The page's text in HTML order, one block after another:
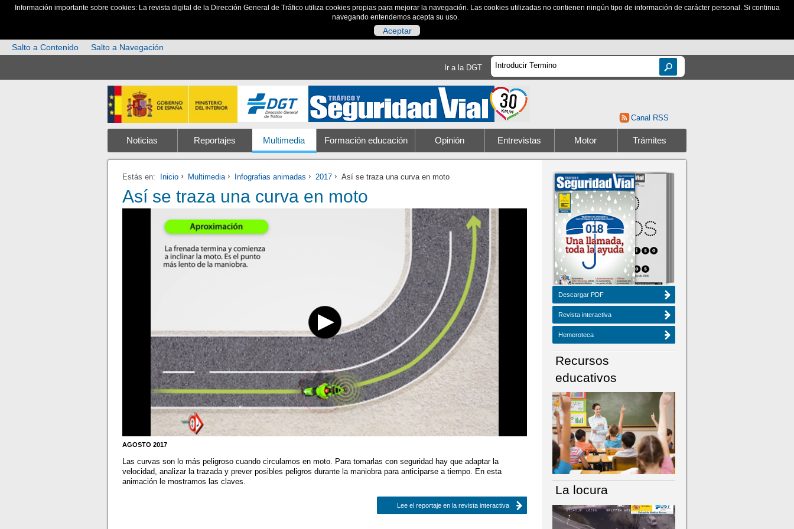
Información importante sobre cookies: La revista digital de la Dirección General de Tráfico utiliza cookies propias para mejorar la navegación. Las cookies utilizadas no contienen ningún tipo de información de carácter personal. Si continua
navegando entendemos acepta su uso.
Aceptar
Salto a Contenido
Salto a Navegación
Ir a la DGT
Canal RSS
Noticias Reportajes Multimedia Formación educación Opinión Entrevistas Motor Trámites
Estás en: Inicio Multimedia Infografias animadas 2017 Así se traza una curva en moto
Así se traza una curva en moto
AGOSTO 2017
Las curvas son lo más peligroso cuando circulamos en moto. Para tomarlas con seguridad hay que adaptar la
velocidad, analizar la trazada y prever posibles peligros durante la maniobra para anticiparse a tiempo. En esta
animación le mostramos las claves.
Lee el reportaje en la revista interactiva
Descargar PDF
Revista interactiva
Hemeroteca
Recursos
educativos
La locura